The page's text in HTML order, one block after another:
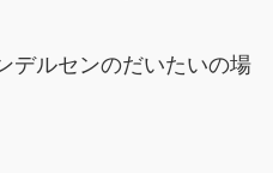
デルセンのだいたいの場